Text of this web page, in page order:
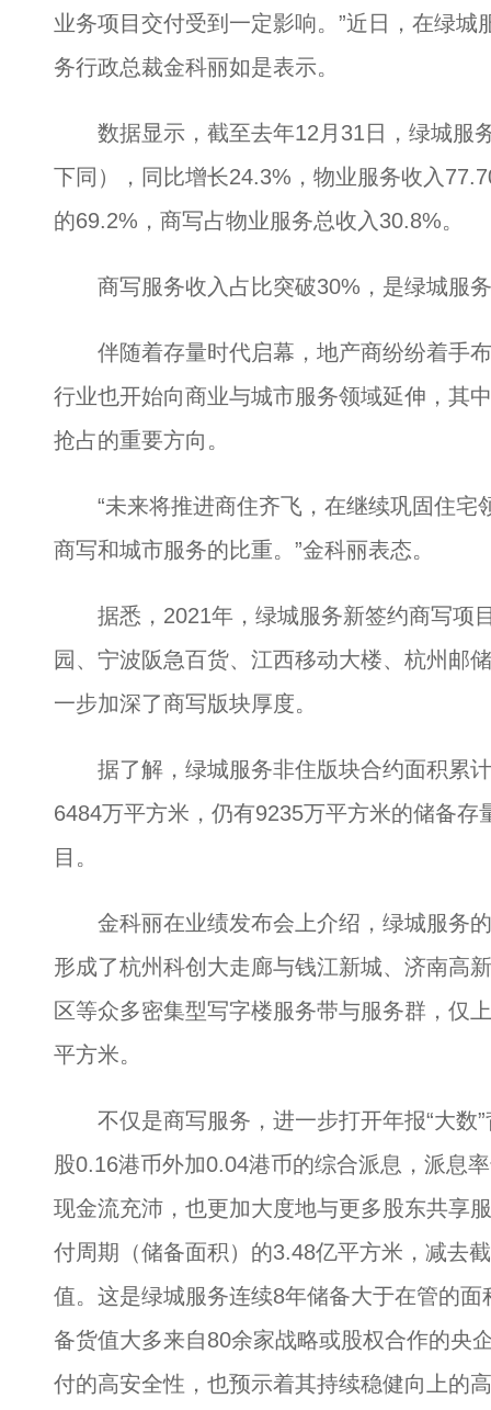
业务项目交付受到一定影响。”近日，在绿
务行政总裁金科丽如是表示。
数据显示，截至去年12月31日，绿城服
下同），同比增长24.3%，物业服务收入
的69.2%，商写占物业服务总收入30.8%。
商写服务收入占比突破30%，是绿城服务
伴随着存量时代启幕，地产商纷纷着手布
行业也开始向商业与城市服务领域延伸，其
抢占的重要方向。
“未来将推进商住齐飞，在继续巩固住宅
商写和城市服务的比重。”金科丽表态。
据悉，2021年，绿城服务新签约商写项
园、宁波阪急百货、江西移动大楼、杭州邮
一步加深了商写版块厚度。
据了解，绿城服务非住版块合约面积累计
6484万平方米，仍有9235万平方米的储备存
目。
金科丽在业绩发布会上介绍，绿城服务的
形成了杭州科创大走廊与钱江新城、济南高
区等众多密集型写字楼服务带与服务群，仅
平方米。
不仅是商写服务，进一步打开年报“大数”
股0.16港币外加0.04港币的综合派息，派息
现金流充沛，也更加大度地与更多股东共享
付周期（储备面积）的3.48亿平方米，减去
值。这是绿城服务连续8年储备大于在管的
备货值大多来自80余家战略或股权合作的央
付的高安全性，也预示着其持续稳健向上的